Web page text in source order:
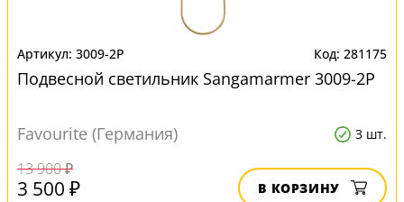
3009-2P 281175
Подвесной светильник Sangamarmer 3009-2P
Favourite (Германия) 3 шт.
13 900 ₽
3 500 ₽ В КОРЗИНУ